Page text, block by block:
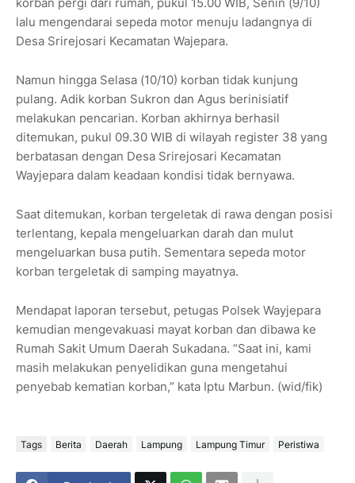
lalu mengendarai sepeda motor menuju ladangnya di
Desa Srirejosari Kecamatan Wajepara.
Namun hingga Selasa (10/10) korban tidak kunjung
pulang. Adik korban Sukron dan Agus berinisiatif
melakukan pencarian. Korban akhirnya berhasil
ditemukan, pukul 09.30 WIB di wilayah register 38 yang
berbatasan dengan Desa Srirejosari Kecamatan
Wayjepara dalam keadaan kondisi tidak bernyawa.
Saat ditemukan, korban tergeletak di rawa dengan posisi
terlentang, kepala mengeluarkan darah dan mulut
mengeluarkan busa putih. Sementara sepeda motor
korban tergeletak di samping mayatnya.
Mendapat laporan tersebut, petugas Polsek Wayjepara
kemudian mengevakuasi mayat korban dan dibawa ke
Rumah Sakit Umum Daerah Sukadana. “Saat ini, kami
masih melakukan penyelidikan guna mengetahui
penyebab kematian korban,” kata Iptu Marbun. (wid/fik)
Tags Berita Daerah Lampung Lampung Timur Peristiwa